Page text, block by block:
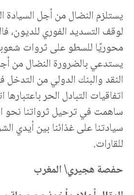
يستلزم النضال من أجل السيادة
لوقف التسديد الفوري للديون،
محوريًا للسطو على ثروات
يستدعي بالضرورة النضال من
النقد والبنك الدولي من
اتفاقيات التبادل الحر
ساهمت في ترحيل ثرواتنا نحو
سيادتنا على غذائنا بين أيدي
للقارات.
حفصة هجيري\ المغرب